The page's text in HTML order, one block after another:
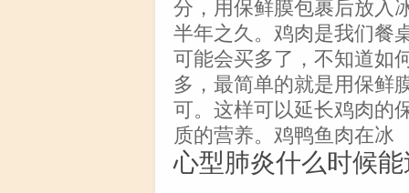
半年之久。鸡肉是我们餐
可能会买多了，不知道如
多，最简单的就是用保鲜
可。这样可以延长鸡肉的
质的营养。鸡鸭鱼肉在冰
心型肺炎什么时候